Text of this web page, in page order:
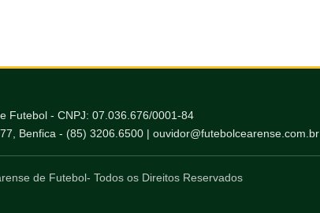
Futebol - CNPJ: 07.036.676/0001-84
Benfica - (85) 3206.6500 | ouvidor@futebolcearense.com.br
de Futebol- Todos os Direitos Reservados